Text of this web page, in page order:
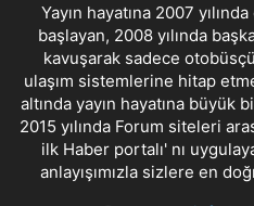
Yayın hayatına 2007
başlayan, 2008 yılında
kavuşarak sadece
ulaşım sistemlerine hitap
altında yayın hayatına büyük
2015 yılında Forum siteleri
ilk Haber portalı' nı
anlayışımızla sizlere en